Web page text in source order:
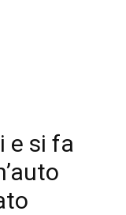
e si fa